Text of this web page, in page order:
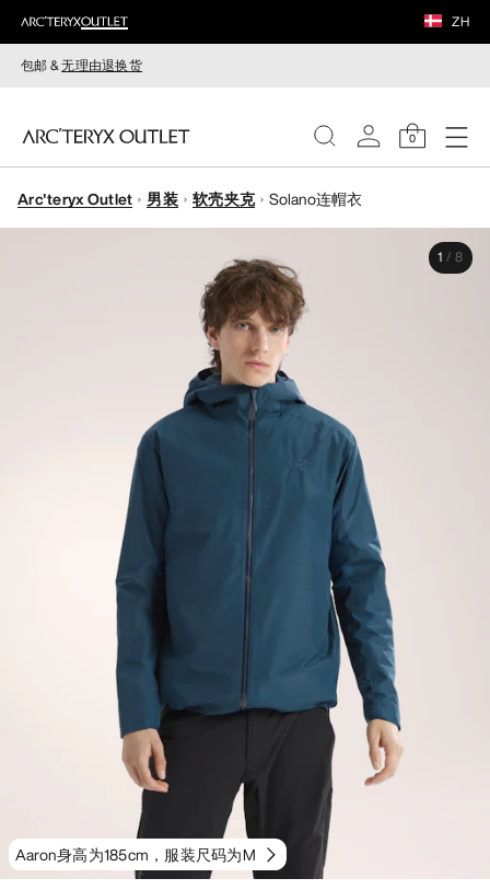
ZH
包邮 &无理由退换货
0
女装
Arc'teryx Outlet 男装 软壳夹克 Solano连帽衣
Aaron身高为185cm，服装尺码为M
1 / 8